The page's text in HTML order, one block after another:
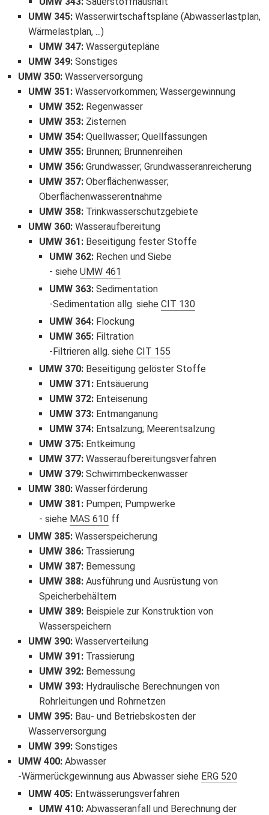
UMW 345: Wasserwirtschaftspläne (Abwasserlastplan,
Wärmelastplan, ...)
UMW 347:Wassergütepläne
UMW 349: Sonstiges
UMW 350:Wasserversorgung
UMW 351: Wasservorkommen; Wassergewinnung
UMW 352:Regenwasser
UMW 353:Zisternen
UMW 354:Quellwasser; Quellfassungen
UMW 355:Brunnen; Brunnenreihen
UMW 356:Grundwasser; Grundwasseranreicherung
UMW 357:Oberflächenwasser;
Oberflächenwasserentnahme
UMW 358:Trinkwasserschutzgebiete
UMW 360: Wasseraufbereitung
UMW 361:Beseitigung fester Stoffe
UMW 362: Rechen und Siebe
sieheUMW 461
UMW 363: Sedimentation
Sedimentation allg. sieheCIT 130
UMW 364: Flockung
UMW 365: Filtration
Filtrieren allg. sieheCIT 155
UMW 370:Beseitigung gelöster Stoffe
UMW 371: Entsäuerung
UMW 372: Enteisenung
UMW 373: Entmanganung
UMW 374: Entsalzung; Meerentsalzung
UMW 375:Entkeimung
UMW 377:Wasseraufbereitungsverfahren
UMW 379:Schwimmbeckenwasser
UMW 380: Wasserförderung
UMW 381:Pumpen; Pumpwerke
siehe MAS 610ff
UMW 385: Wasserspeicherung
UMW 386:Trassierung
UMW 387:Bemessung
UMW 388:Ausführung und Ausrüstung von
Speicherbehältern
UMW 389:Beispiele zur Konstruktion von
Wasserspeichern
UMW 390: Wasserverteilung
UMW 391:Trassierung
UMW 392:Bemessung
UMW 393:Hydraulische Berechnungen von
Rohrleitungen und Rohrnetzen
UMW 395: Bau- und Betriebskosten der
Wasserversorgung
UMW 399: Sonstiges
UMW 400:Abwasser
Wärmerückgewinnung aus Abwasser siehe ERG 520
UMW 405: Entwässerungsverfahren
UMW 410:Abwasseranfall und Berechnung der